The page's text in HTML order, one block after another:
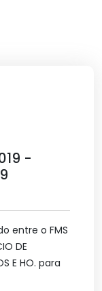
-
entre o FMS
DE
E HO. para